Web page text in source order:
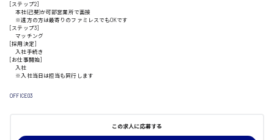
山口県
大竹市
日給制すべて
[ステップ2]
本社(己斐)か可部営業所で面接
※遠方の方は最寄りのファミレスでもOKです
[ステップ3]
マッチング
[採用決定]
入社手続き
[お仕事開始]
入社
※入社当日は担当も同行します
OFFICE03
この求人に応募する